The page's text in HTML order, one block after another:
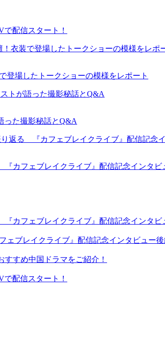
で配信スタート！
登場したトークショーの模様をレポート
った撮影秘話とQ&A
カフェブレイクライブ』配信記念インタビ
カフェブレイクライブ』配信記念インタビ
ェブレイクライブ』配信記念インタビュー
すすめ中国ドラマをご紹介！
で配信スタート！